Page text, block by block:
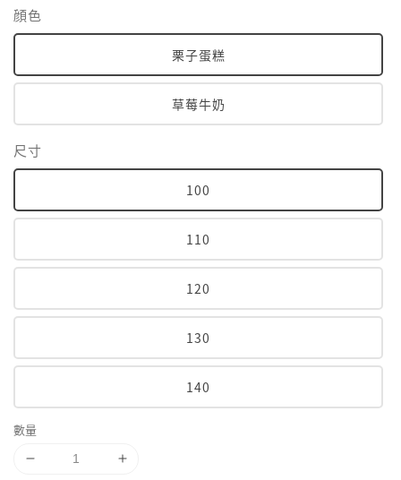
顔色
栗子蛋糕
草莓牛奶
尺寸
100
110
120
130
140
數量